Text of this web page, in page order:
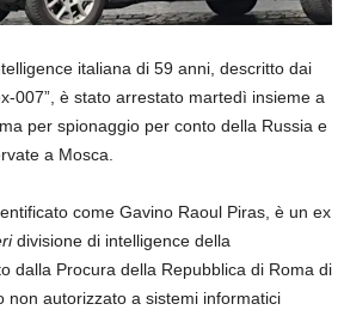
italiana di 59 anni, descritto dai
007”, è stato arrestato martedì insieme a
per spionaggio per conto della Russia e
a Mosca.
come Gavino Raoul Piras, è un ex
divisione di intelligence della
dalla Procura della Repubblica di Roma di
non autorizzato a sistemi informatici